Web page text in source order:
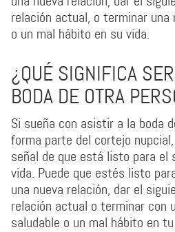
relación actual, o terminar una
o un mal hábito en su vida.
¿QUÉ SIGNIFICA
BODA DE OTRA
Si sueña con asistir a la boda
forma parte del cortejo
señal de que está listo para el
vida. Puede que estés listo
una nueva relación, dar el
relación actual o terminar con
saludable o un mal hábito en